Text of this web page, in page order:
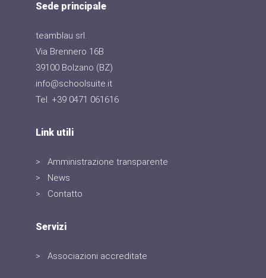
Sede principale
teamblau srl.
Via Brennero 16B
39100 Bolzano (BZ)
info@schoolsuite.it
Tel. +39 0471 061616
Link utili
Amministrazione transparente
News
Contatto
Servizi
Associazioni accreditate